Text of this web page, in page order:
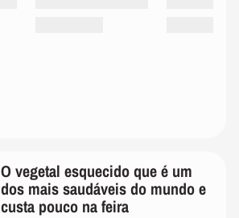
O vegetal esquecido que é um
dos mais saudáveis do mundo e
custa pouco na feira